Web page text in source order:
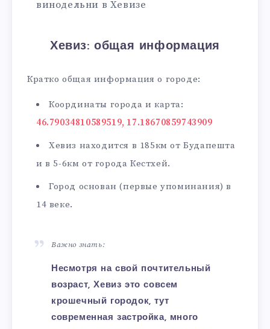
винодельни в Хевизе
Хевиз: общая информация
Кратко общая информация о городе:
Координаты города и карта:
46.79034810589519, 17.18670859743909
Хевиз находится в 185км от Будапешта
и в 5-6км от города Кестхей.
Город основан (первые упоминания) в
14 веке.
Важно знать:
Несмотря на свой почтительный
возраст, Хевиз это совсем
крошечный городок, тут
современная застройка, много